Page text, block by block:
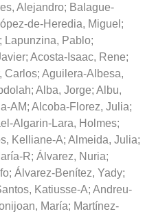
Alejandro; Balague-
de-Heredia, Miguel ;
; Lapunzina, Pablo;
; Acosta-Isaac, Rene;
Carlos; Aguilera-Albesa,
; Alba, Jorge; Albu,
AM; Alcoba-Florez, Julia;
Algarin-Lara, Holmes;
Kelliane-A; Almeida, Julia;
R; Álvarez, Nuria;
; Álvarez-Benítez, Yady;
Katiusse-A; Andreu-
María; Martínez-